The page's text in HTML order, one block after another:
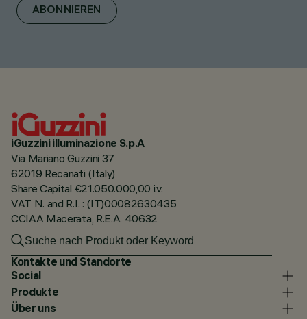
ABONNIEREN
iGuzzini illuminazione S.p.A
Via Mariano Guzzini 37
62019 Recanati (Italy)
Share Capital €21.050.000,00 i.v.
VAT N. and R.I. : (IT)00082630435
CCIAA Macerata, R.E.A. 40632
Kontakte und Standorte
Social
Produkte
Über uns